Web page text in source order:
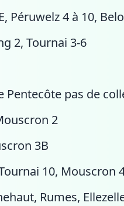
Péruwelz 4 à 10,
2, Tournai 3-6
Pentecôte pas de
2
3B
10, Mouscron
Rumes,